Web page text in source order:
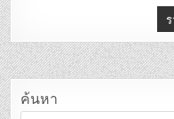
ค้นหา